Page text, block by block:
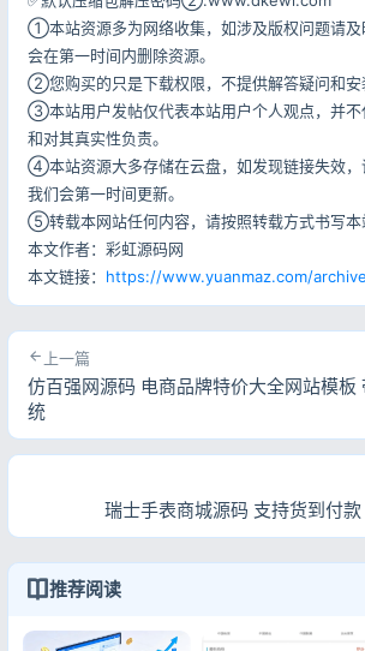
①本站资源多为网络收集，如涉及版权问题请及
会在第一时间内删除资源。
②您购买的只是下载权限，不提供解答疑问和安
③本站用户发帖仅代表本站用户个人观点，并不
和对其真实性负责。
④本站资源大多存储在云盘，如发现链接失效，
我们会第一时间更新。
⑤转载本网站任何内容，请按照转载方式书写本
本文作者：彩虹源码网
本文链接： https://www.yuanmaz.com/
上一篇
仿百强网源码 电商品牌特价大全网站模板
统
瑞士手表商城源码 支持货到付
推荐阅读